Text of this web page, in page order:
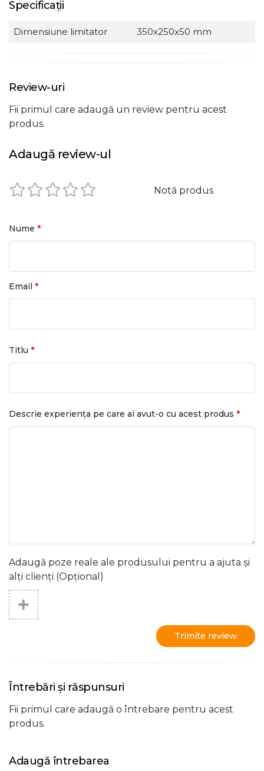
Specificații
Dimensiune limitator 350x250x50 mm
Review-uri
Fii primul care adaugă un review pentru acest
produs.
Adaugă review-ul
Notă produs
Nume *
Email *
Titlu *
Descrie experiența pe care ai avut-o cu acest produs *
Adaugă poze reale ale produsului pentru a ajuta și
alți clienți (Opțional)
Trimite review
Întrebări și răspunsuri
Fii primul care adaugă o întrebare pentru acest
produs.
Adaugă întrebarea